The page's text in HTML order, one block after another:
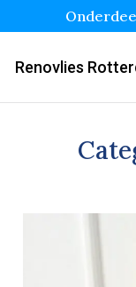
Renovlies